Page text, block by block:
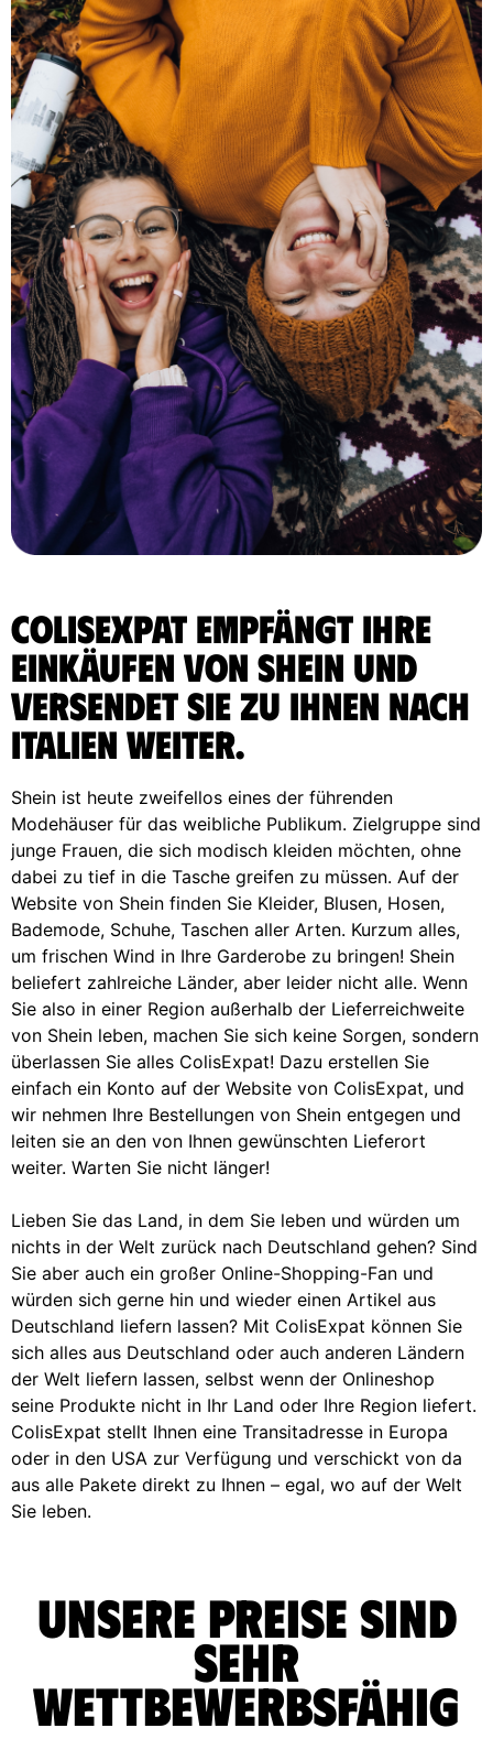
ColisExpat empfängt Ihre
Einkäufen von Shein und
versendet sie zu Ihnen nach
Italien weiter.
Shein ist heute zweifellos eines der führenden
Modehäuser für das weibliche Publikum. Zielgruppe sind
junge Frauen, die sich modisch kleiden möchten, ohne
dabei zu tief in die Tasche greifen zu müssen. Auf der
Website von Shein finden Sie Kleider, Blusen, Hosen,
Bademode, Schuhe, Taschen aller Arten. Kurzum alles,
um frischen Wind in Ihre Garderobe zu bringen! Shein
beliefert zahlreiche Länder, aber leider nicht alle. Wenn
Sie also in einer Region außerhalb der Lieferreichweite
von Shein leben, machen Sie sich keine Sorgen, sondern
überlassen Sie alles ColisExpat! Dazu erstellen Sie
einfach ein Konto auf der Website von ColisExpat, und
wir nehmen Ihre Bestellungen von Shein entgegen und
leiten sie an den von Ihnen gewünschten Lieferort
weiter. Warten Sie nicht länger!
Lieben Sie das Land, in dem Sie leben und würden um
nichts in der Welt zurück nach Deutschland gehen? Sind
Sie aber auch ein großer Online-Shopping-Fan und
würden sich gerne hin und wieder einen Artikel aus
Deutschland liefern lassen? Mit ColisExpat können Sie
sich alles aus Deutschland oder auch anderen Ländern
der Welt liefern lassen, selbst wenn der Onlineshop
seine Produkte nicht in Ihr Land oder Ihre Region liefert.
ColisExpat stellt Ihnen eine Transitadresse in Europa
oder in den USA zur Verfügung und verschickt von da
aus alle Pakete direkt zu Ihnen – egal, wo auf der Welt
Sie leben.
Unsere Preise sind
sehr
wettbewerbsfähig